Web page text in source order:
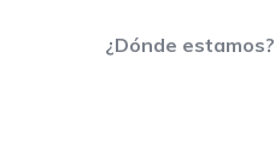
¿Dónde estamos?